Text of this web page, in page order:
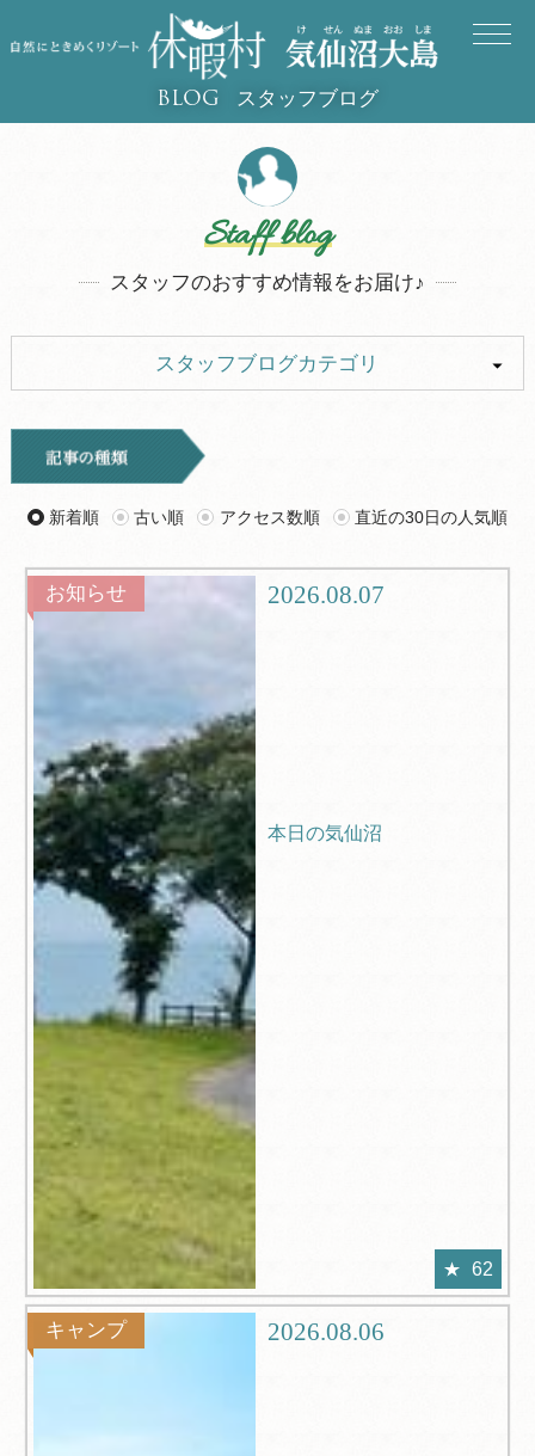
BLOG スタッフブログ
Staff blog
スタッフのおすすめ情報をお届け♪
スタッフブログカテゴリ
キャンプ
旅行記 ツアー
グルメ
新着順 古い順 アクセス数順 直近の30日の人気順
お知らせ 2026.08.07
本日の気仙沼
62
キャンプ 2026.08.06